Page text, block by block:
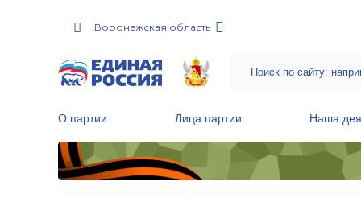
Воронежская область
О партии Лица партии Наша